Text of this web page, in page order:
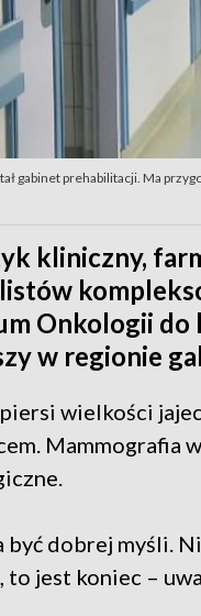
gabinet prehabilitacji. Ma
kliniczny,
Onkologii do
w regionie
wielkości
Mammografia
być dobrej myśli.
to jest koniec –